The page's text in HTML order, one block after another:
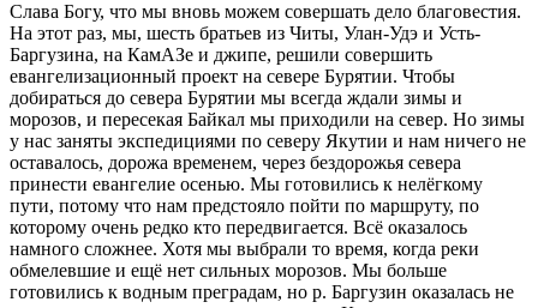
Слава Богу, что мы вновь можем совершать дело благовестия.
На этот раз, мы, шесть братьев из Читы, Улан-Удэ и Усть-
Баргузина, на КамАЗе и джипе, решили совершить
евангелизационный проект на севере Бурятии. Чтобы
добираться до севера Бурятии мы всегда ждали зимы и
морозов, и пересекая Байкал мы приходили на север. Но зимы
у нас заняты экспедициями по северу Якутии и нам ничего не
оставалось, дорожа временем, через бездорожья севера
принести евангелие осенью. Мы готовились к нелёгкому
пути, потому что нам предстояло пойти по маршруту, по
которому очень редко кто передвигается. Всё оказалось
намного сложнее. Хотя мы выбрали то время, когда реки
обмелевшие и ещё нет сильных морозов. Мы больше
готовились к водным преградам, но р. Баргузин оказалась не